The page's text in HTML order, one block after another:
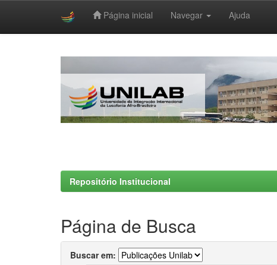
Página inicial Navegar Ajuda
Repositório Institucional
Página de Busca
Buscar em: